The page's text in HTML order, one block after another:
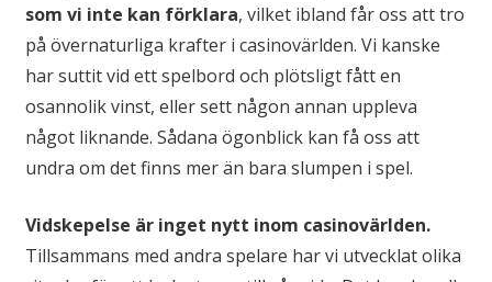
som vi inte kan förklara, vilket ibland får oss att tro
på övernaturliga krafter i casinovärlden. Vi kanske
har suttit vid ett spelbord och plötsligt fått en
osannolik vinst, eller sett någon annan uppleva
något liknande. Sådana ögonblick kan få oss att
undra om det finns mer än bara slumpen i spel.
Vidskepelse är inget nytt inom casinovärlden.
Tillsammans med andra spelare har vi utvecklat olika